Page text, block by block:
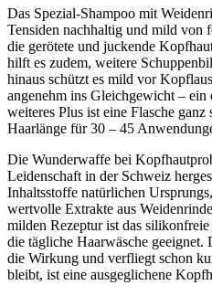
Das Spezial-Shampoo mit
Tensiden nachhaltig und mild von
die gerötete und juckende
hilft es zudem, weitere
hinaus schützt es mild vor
angenehm ins Gleichgewicht –
weiteres Plus ist eine Flasche
Haarlänge für 30 – 45
Die Wunderwaffe bei
Leidenschaft in der Schweiz
Inhaltsstoffe natürlichen
wertvolle Extrakte aus
milden Rezeptur ist das
die tägliche Haarwäsche
die Wirkung und verfliegt schon
bleibt, ist eine ausgeglichene